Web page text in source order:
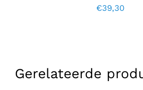
€39,30
Gerelateerde